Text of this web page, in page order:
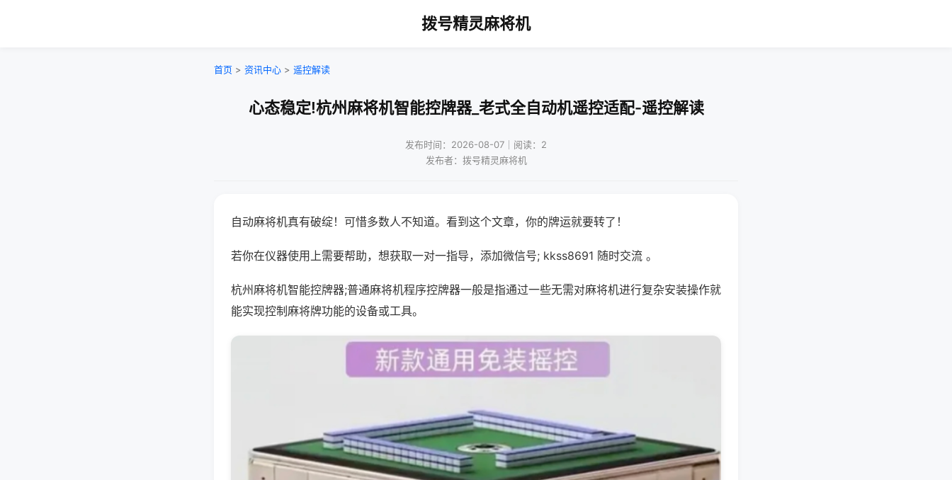
拨号精灵麻将机
首页 > 资讯中心 > 遥控解读
心态稳定!杭州麻将机智能控牌器_老式全自动机遥控适配-遥控解读
发布时间：2026-08-07｜阅读：2
发布者：拨号精灵麻将机
自动麻将机真有破绽！可惜多数人不知道。看到这个文章，你的牌运就要转了！
若你在仪器使用上需要帮助，想获取一对一指导，添加微信号; kkss8691 随时交流 。
杭州麻将机智能控牌器;普通麻将机程序控牌器一般是指通过一些无需对麻将机进行复杂安装操作就
能实现控制麻将牌功能的设备或工具。